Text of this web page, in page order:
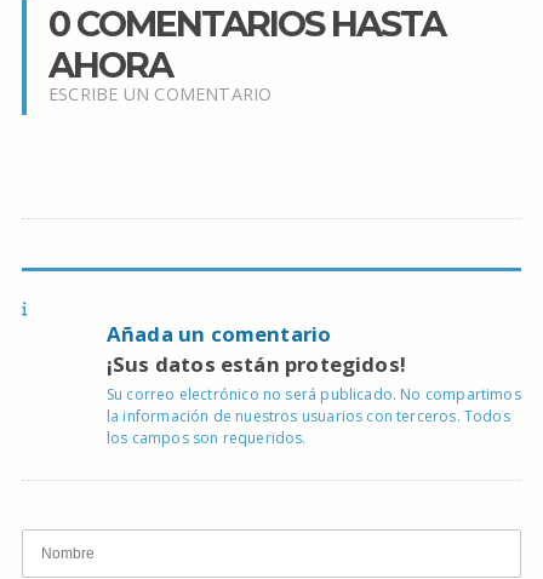
0 COMENTARIOS HASTA
AHORA
ESCRIBE UN COMENTARIO
Añada un comentario
¡Sus datos están protegidos!
Su correo electrónico no será publicado. No compartimos
la información de nuestros usuarios con terceros. Todos
los campos son requeridos.